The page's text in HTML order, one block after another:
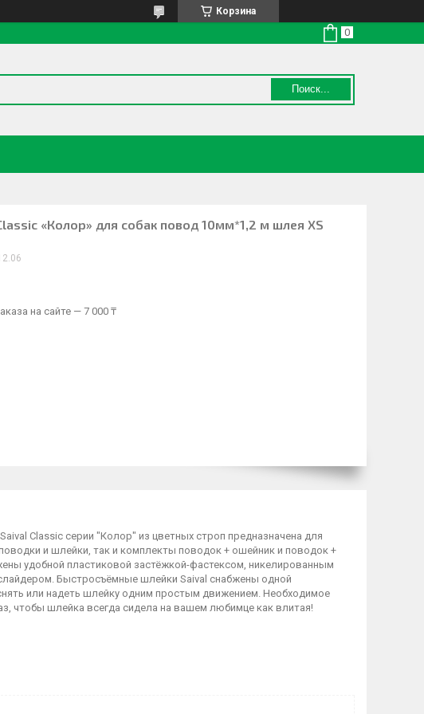
Корзина
Поиск...
«Колор» для собак повод 10мм*1,2 м шлея XS
на сайте — 7 000 ₸
Classic серии "Колор" из цветных строп предназначена для
и шлейки, так и комплекты поводок + ошейник и поводок +
удобной пластиковой застёжкой-фастексом, никелированным
Быстросъёмные шлейки Saival снабжены одной
или надеть шлейку одним простым движением. Необходимое
чтобы шлейка всегда сидела на вашем любимце как влитая!